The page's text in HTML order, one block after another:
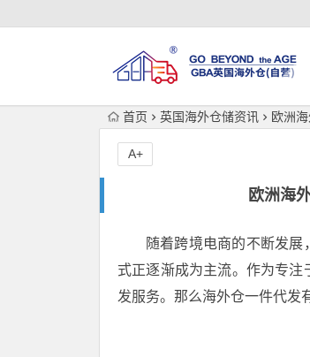
首页 英国海外仓储资讯 欧洲
欧洲海
A+
随着跨境电商的不断发
式正逐渐成为主流。作为专
发服务。那么海外仓一件代发